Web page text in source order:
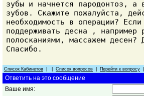
зубы и начнется пародонтоз, а
зубов. Скажите пожалуйста,
необходимость в операции?
поддерживать десна , например
полосканиями, массажем
Спасибо.
Список Кабинетов
Список вопросов Перейти к вопросу
Ответить на это сообщение
Ваше имя: